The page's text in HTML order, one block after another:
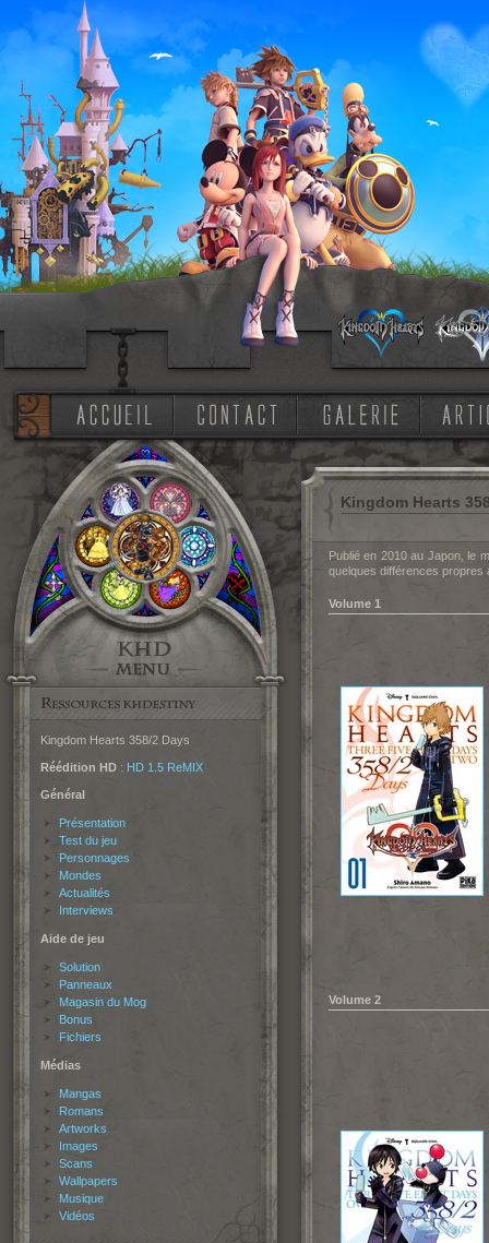
Kingdom Hearts 358/2 Days
Réédition HD : HD 1.5 ReMIX
Général
Présentation
Test du jeu
Personnages
Mondes
Actualités
Interviews
Aide de jeu
Solution
Panneaux
Magasin du Mog
Bonus
Fichiers
Médias
Mangas
Romans
Artworks
Images
Scans
Wallpapers
Musique
Vidéos
Kingdom Hearts
Publié en 2010 au Japon, le
quelques différences propres
Volume 1
Volume 2